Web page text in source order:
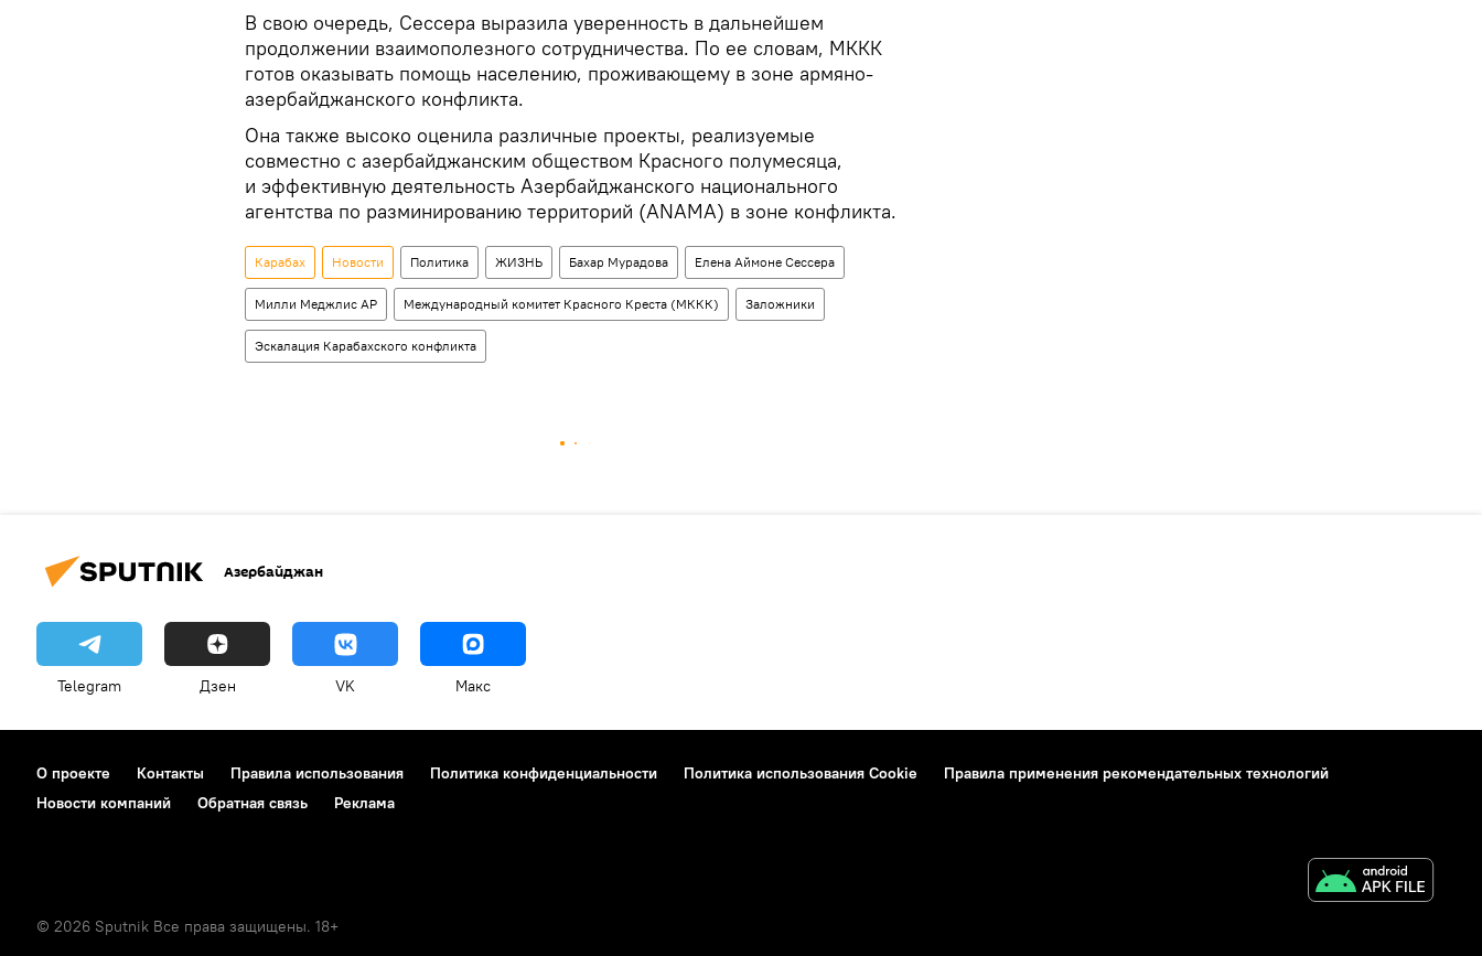
В свою очередь, Сессера выразила уверенность в дальнейшем
продолжении взаимополезного сотрудничества. По ее словам, МККК
готов оказывать помощь населению, проживающему в зоне армяно-
азербайджанского конфликта.
Она также высоко оценила различные проекты, реализуемые
совместно с азербайджанским обществом Красного полумесяца,
и эффективную деятельность Азербайджанского национального
агентства по разминированию территорий (ANAMA) в зоне конфликта.
Карабах Новости Политика ЖИЗНЬ Бахар Мурадова Елена Аймоне Сессера
Милли Меджлис АР Международный комитет Красного Креста (МККК) Заложники
Эскалация Карабахского конфликта
Азербайджан
Telegram Дзен VK Макс
О проекте Контакты Правила использования Политика конфиденциальности Политика использования Cookie
Правила применения рекомендательных технологий
Новости компаний
Обратная связь Реклама
© 2026 Sputnik Все права защищены. 18+